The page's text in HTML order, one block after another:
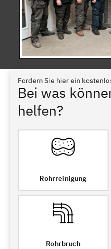
Fordern Sie hier ein
Bei was
helfen?
Rohrreinigung
Rohrbruch